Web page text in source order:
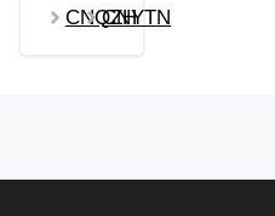
CNQZHCNYTN